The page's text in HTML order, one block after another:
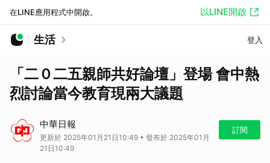
在LINE應用程式中開啟。 以LINE開啟
生活 登入
「二０二五親師共好論壇」登場 會中熱
烈討論當今教育現兩大議題
中華日報
更新於 2025年01月21日10:49 • 發布於 2025年01月
21日10:49
訂閱